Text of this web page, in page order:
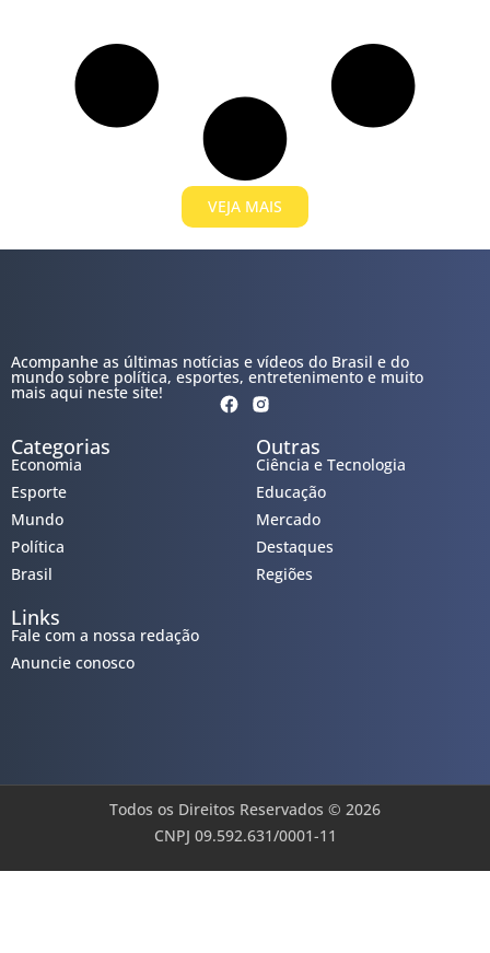
VEJA MAIS
Acompanhe as últimas notícias e vídeos do Brasil e do
mundo sobre política, esportes, entretenimento e muito
mais aqui neste site!
Categorias
Economia
Esporte
Mundo
Política
Brasil
Outras
Ciência e Tecnologia
Educação
Mercado
Destaques
Regiões
Links
Fale com a nossa redação
Anuncie conosco
Todos os Direitos Reservados © 2026
CNPJ 09.592.631/0001-11